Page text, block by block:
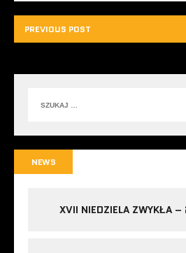
PREVIOUS POST
NEWS
XVII NIEDZIELA ZWYKŁA